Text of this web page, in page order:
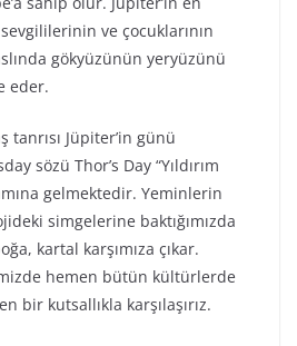
ve çocuklarının
gökyüzünün yeryüzünü
eder.
Jüpiter’in günü
sözü Thor’s Day “Yıldırım
gelmektedir. Yeminlerin
simgelerine baktığımızda
kartal karşımıza çıkar.
hemen bütün kültürlerde
bir kutsallıkla karşılaşırız.